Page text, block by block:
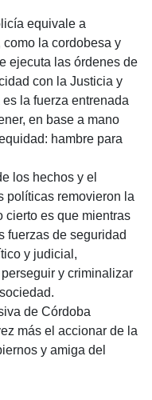
equivale a
la cordobesa y
ejecuta las órdenes de
con la Justicia y
la fuerza entrenada
en base a mano
hambre para
los hechos y el
políticas removieron la
cierto es que mientras
fuerzas de seguridad
y judicial,
y criminalizar
de Córdoba
más el accionar de la
y amiga del